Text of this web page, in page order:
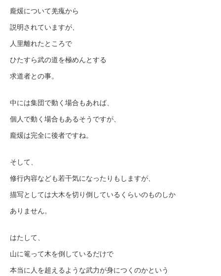
龐煖について羌瘣から
説明されていますが、
人里離れたところで
ひたすら武の道を極めんとする
求道者との事。
中には集団で動く場合もあれば、
個人で動く場合もあるそうですが、
龐煖は完全に後者ですね。
そして、
修行内容なども若干気になったりもしますが、
描写としては大木を切り倒しているくらいのものしか
ありません。
はたして、
山に篭って木を倒しているだけで
本当に人を超えるような武力が身につくのかという